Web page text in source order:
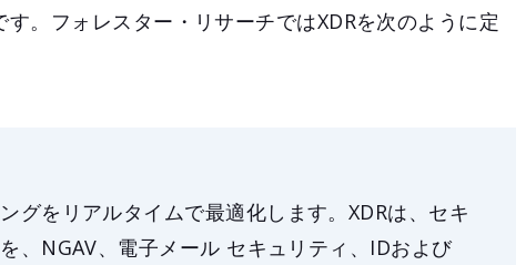
。フォレスター・リサーチではXDRを次のように定
グをリアルタイムで最適化します。XDRは、セキ
、NGAV、電子メール セキュリティ、IDおよび